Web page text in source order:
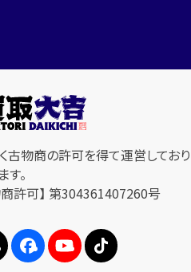
物商の許可を得て運営しており
ます。
許可】 第304361407260号